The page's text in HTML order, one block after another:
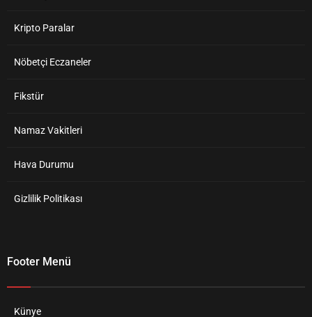
Kripto Paralar
Nöbetçi Eczaneler
Fikstür
Namaz Vakitleri
Hava Durumu
Gizlilik Politikası
Footer Menü
Künye